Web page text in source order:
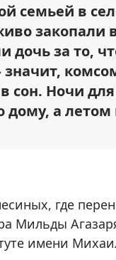
семьей в
закопали
дочь за то,
сон. Ночи
а летом
где
Мильды
имени